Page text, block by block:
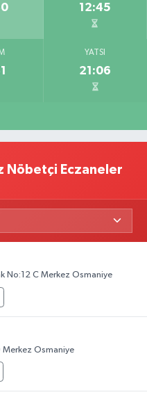
12:45
YATSI
21:06
Nöbetçi Eczaneler
No:12 C Merkez Osmaniye
Osmaniye